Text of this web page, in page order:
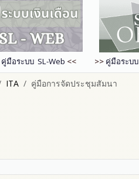
คู่มือระบบ SL-Web << >> คู่มือระบบ
ITA คู่มือการจัดประชุมสัมนา